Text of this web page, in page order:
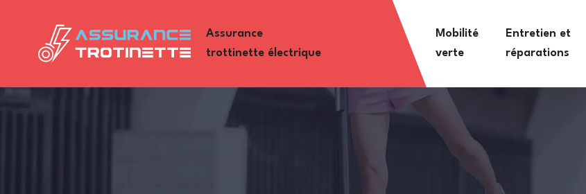
Assurance
trottinette électrique
Mobilité
verte
Entretien et
réparations